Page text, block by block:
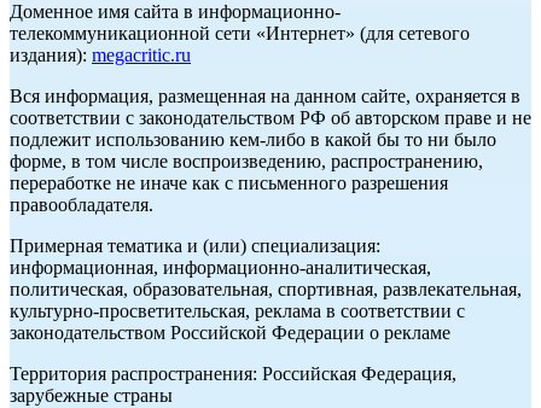
Доменное имя сайта в информационно-
телекоммуникационной сети «Интернет» (для сетевого
издания): megacritic.ru
Вся информация, размещенная на данном сайте, охраняется в
соответствии с законодательством РФ об авторском праве и не
подлежит использованию кем-либо в какой бы то ни было
форме, в том числе воспроизведению, распространению,
переработке не иначе как с письменного разрешения
правообладателя.
Примерная тематика и (или) специализация:
информационная, информационно-аналитическая,
политическая, образовательная, спортивная, развлекательная,
культурно-просветительская, реклама в соответствии с
законодательством Российской Федерации о рекламе
Территория распространения: Российская Федерация,
зарубежные страны